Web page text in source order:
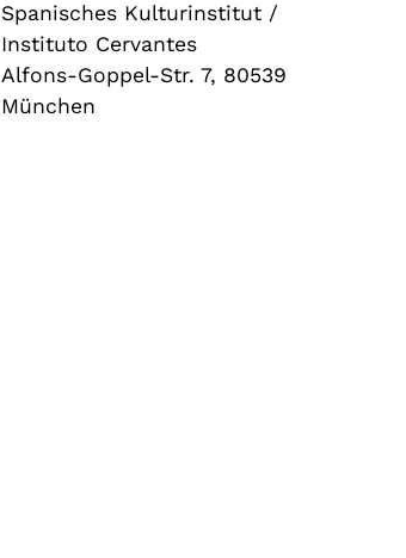
Spanisches Kulturinstitut /
Instituto Cervantes
Alfons-Goppel-Str. 7, 80539
München